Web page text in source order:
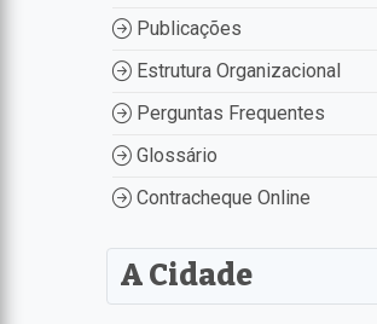
Publicações
Estrutura Organizacional
Perguntas Frequentes
Glossário
Contracheque Online
A Cidade